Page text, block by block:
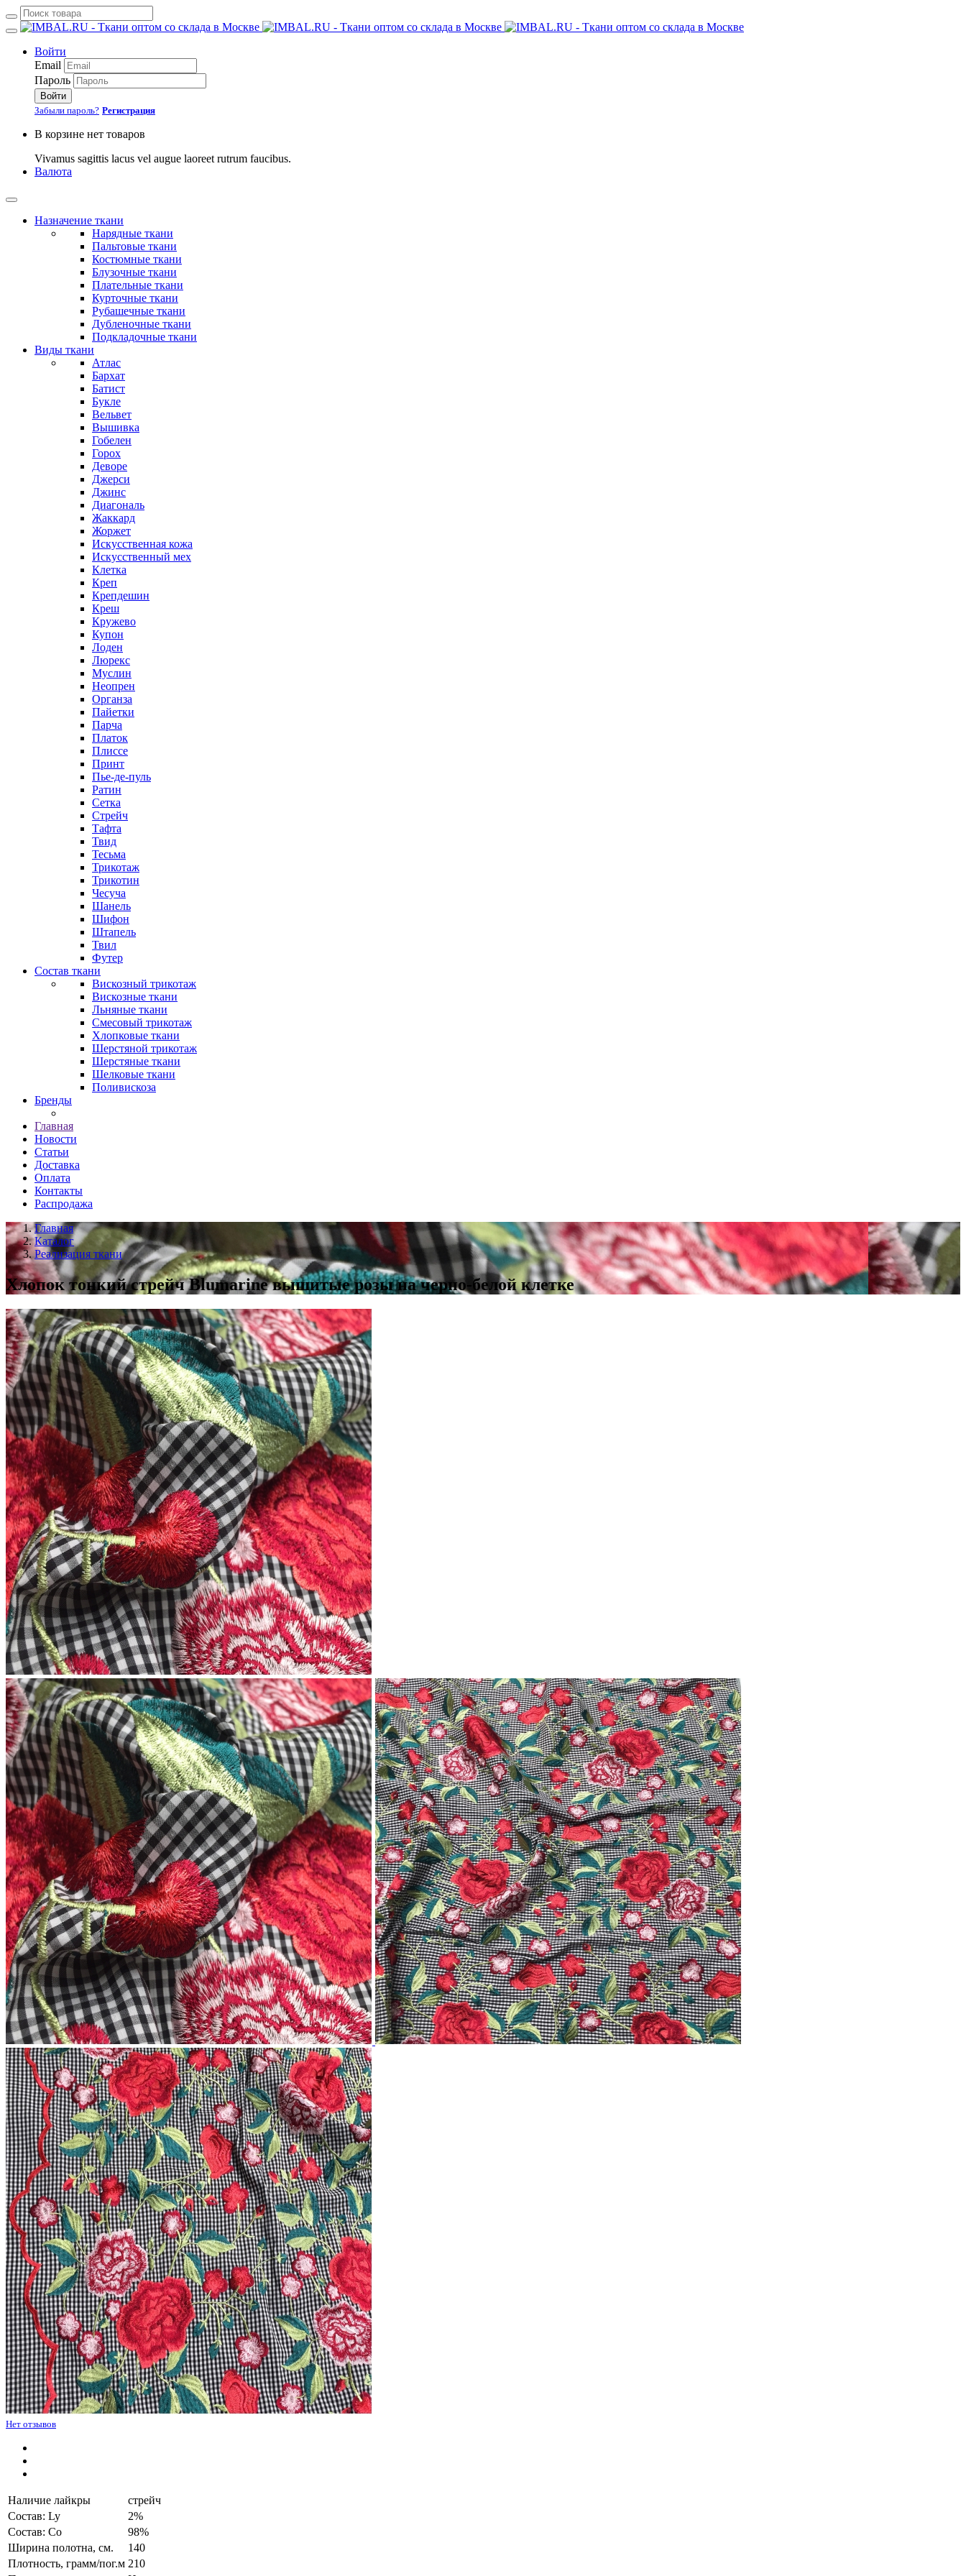
Войти
Email
Пароль
Войти
Забыли пароль? Регистрация
В корзине нет товаров
Vivamus sagittis lacus vel augue laoreet rutrum faucibus.
Валюта
Назначение ткани
Нарядные ткани
Пальтовые ткани
Костюмные ткани
Блузочные ткани
Плательные ткани
Курточные ткани
Рубашечные ткани
Дубленочные ткани
Подкладочные ткани
Виды ткани
Атлас
Бархат
Батист
Букле
Вельвет
Вышивка
Гобелен
Горох
Деворе
Джерси
Джинс
Диагональ
Жаккард
Жоржет
Искусственная кожа
Искусственный мех
Клетка
Креп
Крепдешин
Креш
Кружево
Купон
Лоден
Люрекс
Муслин
Неопрен
Органза
Пайетки
Парча
Платок
Плиссе
Принт
Пье-де-пуль
Ратин
Сетка
Стрейч
Тафта
Твид
Тесьма
Трикотаж
Трикотин
Чесуча
Шанель
Шифон
Штапель
Твил
Футер
Состав ткани
Вискозный трикотаж
Вискозные ткани
Льняные ткани
Смесовый трикотаж
Хлопковые ткани
Шерстяной трикотаж
Шерстяные ткани
Шелковые ткани
Поливискоза
Бренды
Главная
Новости
Статьи
Доставка
Оплата
Контакты
Распродажа
Главная
Каталог
Реализация ткани
Хлопок тонкий стрейч Blumarine вышитые розы на черно-белой клетке
Нет отзывов
Наличие лайкры
стрейч
Состав: Ly
2%
Состав: Co
98%
Ширина полотна, см.
140
Плотность, грамм/пог.м 210